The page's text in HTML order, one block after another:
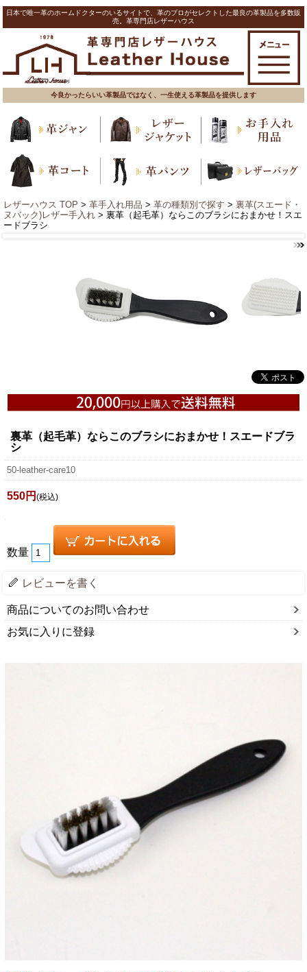
日本で唯一革のホームドクターのいるサイトで、革のプロがセレクトした最良の革製品を多数販
売。革専門店レザーハウス
今良かったらいい革製品ではなく、一生使える革製品を提供します
レザーハウス TOP > 革手入れ用品 > 革の種類別で探す > 裏革(スエード・
ヌバック)レザー手入れ > 裏革（起毛革）ならこのブラシにおまかせ！スエ
ードブラシ
裏革（起毛革）ならこのブラシにおまかせ！スエードブラ
シ
50-leather-care10
550円 (税込)
数量
レビューを書く
商品についてのお問い合わせ
お気に入りに登録